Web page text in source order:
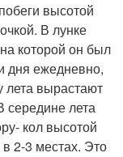
высотой
В лунке
которой он был
дня ежедневно,
лета вырастают
лета
кол высотой
2-3 местах. Это